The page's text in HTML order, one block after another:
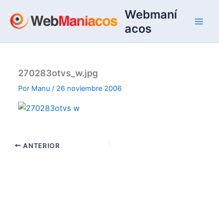
contenido
Webmaní
acos
270283otvs_w.jpg
Por Manu/ 26 noviembre 2006
ANTERIOR